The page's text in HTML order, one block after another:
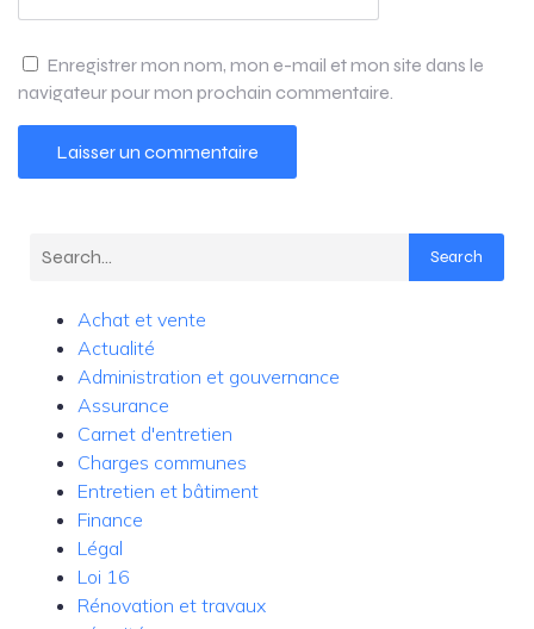
Enregistrer mon nom, mon e-mail et mon site dans le
navigateur pour mon prochain commentaire.
Search
Achat et vente
Actualité
Administration et gouvernance
Assurance
Carnet d'entretien
Charges communes
Entretien et bâtiment
Finance
Légal
Loi 16
Rénovation et travaux